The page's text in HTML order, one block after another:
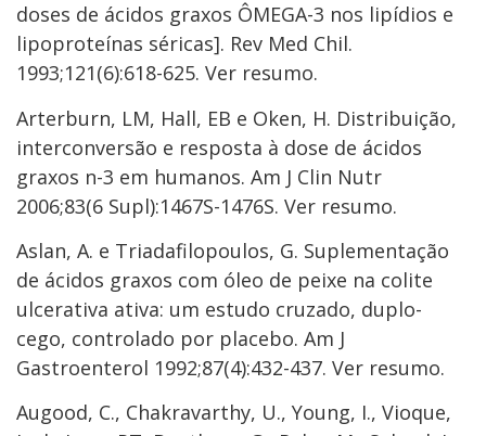
doses de ácidos graxos ÔMEGA-3 nos lipídios e
lipoproteínas séricas]. Rev Med Chil.
1993;121(6):618-625. Ver resumo.
Arterburn, LM, Hall, EB e Oken, H. Distribuição,
interconversão e resposta à dose de ácidos
graxos n-3 em humanos. Am J Clin Nutr
2006;83(6 Supl):1467S-1476S. Ver resumo.
Aslan, A. e Triadafilopoulos, G. Suplementação
de ácidos graxos com óleo de peixe na colite
ulcerativa ativa: um estudo cruzado, duplo-
cego, controlado por placebo. Am J
Gastroenterol 1992;87(4):432-437. Ver resumo.
Augood, C., Chakravarthy, U., Young, I., Vioque,